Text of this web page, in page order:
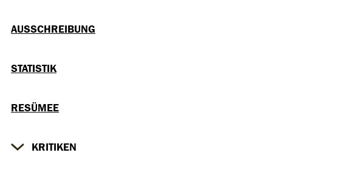
AUSSCHREIBUNG
STATISTIK
RESÜMEE
KRITIKEN